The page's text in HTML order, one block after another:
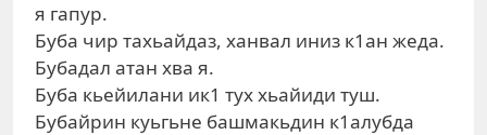
я гапур.
Буба чир тахьайдаз, ханвал иниз к1ан жеда.
Бубадал атан хва я.
Буба кьейилани ик1 тух хьайиди туш.
Бубайрин куьгьне башмакьдин к1алубда